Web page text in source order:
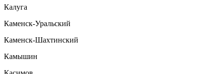
Калуга
Каменск-Уральский
Каменск-Шахтинский
Камышин